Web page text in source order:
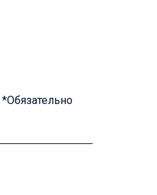
*Обязательно